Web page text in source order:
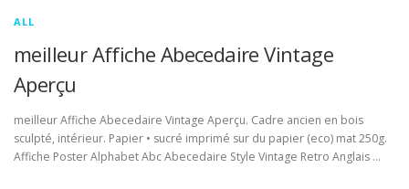
ALL
meilleur Affiche Abecedaire Vintage
Aperçu
meilleur Affiche Abecedaire Vintage Aperçu. Cadre ancien en bois
sculpté, intérieur. Papier • sucré imprimé sur du papier (eco) mat 250g.
Affiche Poster Alphabet Abc Abecedaire Style Vintage Retro Anglais …